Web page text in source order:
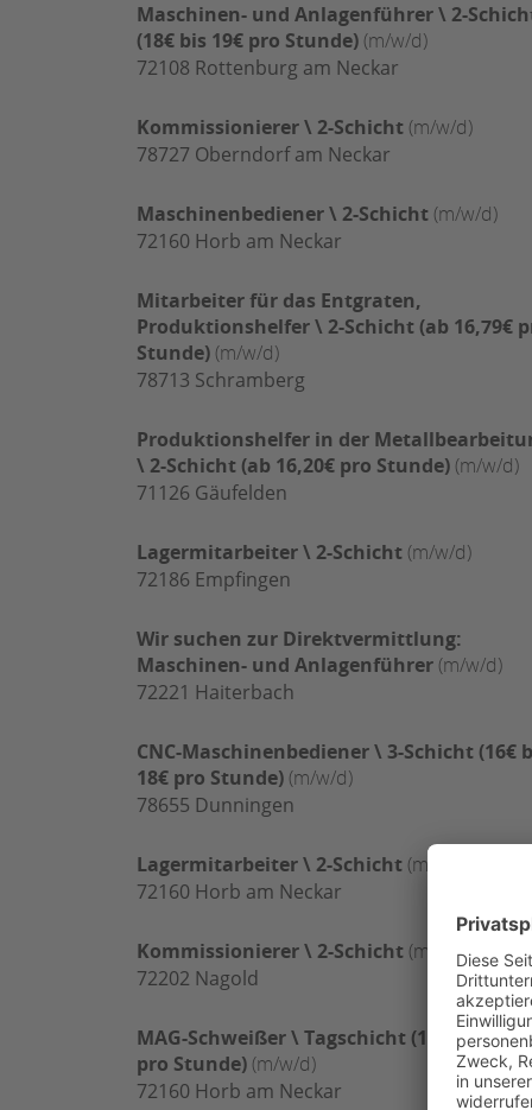
Maschinen- und Anlagenführer \ 2-
(18€ bis 19€ pro Stunde)(m/w/d)
72108 Rottenburg am Neckar
Kommissionierer \ 2-Schicht (m/w/d)
78727 Oberndorf am Neckar
Maschinenbediener \ 2-Schicht (m/w/d)
72160 Horb am Neckar
Mitarbeiter für das Entgraten,
Produktionshelfer \ 2-Schicht (ab 16,79€
Stunde)(m/w/d)
78713 Schramberg
Produktionshelfer in der
\ 2-Schicht (ab 16,20€ pro Stunde)(m/w/d)
71126 Gäufelden
Lagermitarbeiter \ 2-Schicht(m/w/d)
72186 Empfingen
Wir suchen zur Direktvermittlung:
Maschinen- und Anlagenführer(m/w/d)
72221 Haiterbach
CNC-Maschinenbediener \ 3-Schicht (16€
18€ pro Stunde)(m/w/d)
78655 Dunningen
Lagermitarbeiter \ 2-Schicht (m/w/d)
72160 Horb am Neckar
Kommissionierer \ 2-Schicht(m/w/d)
72202 Nagold
MAG-Schweißer \ Tagschicht (18€ bis 20€
pro Stunde)(m/w/d)
72160 Horb am Neckar